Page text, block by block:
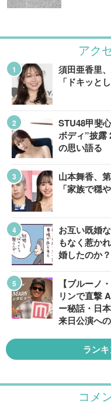
アク
須田亜香里
「ドキッと
STU48甲斐
ボディ”披露
の思い語る
山本舞香、
「家族で穏
お互い既婚
もなく惹か
婚したのか？
【ブルーノ
リンで直撃
ー秘話・日
来日公演へ
ラン